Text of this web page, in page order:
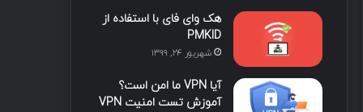
هک وای فای با استفاده از
PMKID
شهریور ۲۴, ۱۳۹۹
آیا VPN ما امن است؟
آموزش تست امنیت VPN